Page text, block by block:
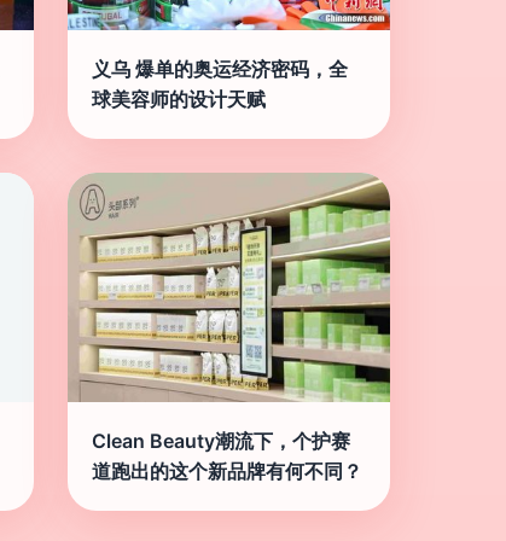
义乌 爆单的奥运经济密码，全
球美容师的设计天赋
Clean Beauty潮流下，个护赛
道跑出的这个新品牌有何不同？